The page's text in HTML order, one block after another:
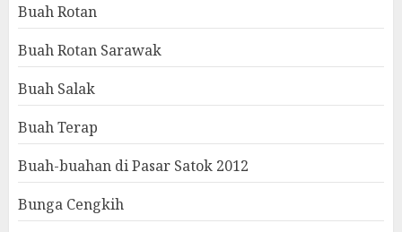
Buah Rotan
Buah Rotan Sarawak
Buah Salak
Buah Terap
Buah-buahan di Pasar Satok 2012
Bunga Cengkih